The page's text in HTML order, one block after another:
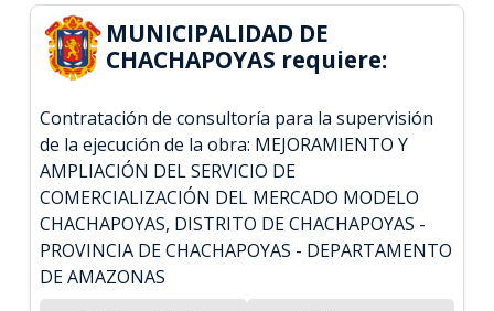
MUNICIPALIDAD DE
CHACHAPOYAS requiere:
Contratación de consultoría para la supervisión
de la ejecución de la obra: MEJORAMIENTO Y
AMPLIACIÓN DEL SERVICIO DE
COMERCIALIZACIÓN DEL MERCADO MODELO
CHACHAPOYAS, DISTRITO DE CHACHAPOYAS -
PROVINCIA DE CHACHAPOYAS - DEPARTAMENTO
DE AMAZONAS